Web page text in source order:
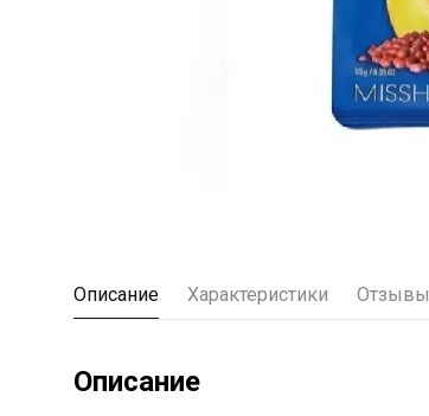
Описание Характеристики Отзывы
Описание